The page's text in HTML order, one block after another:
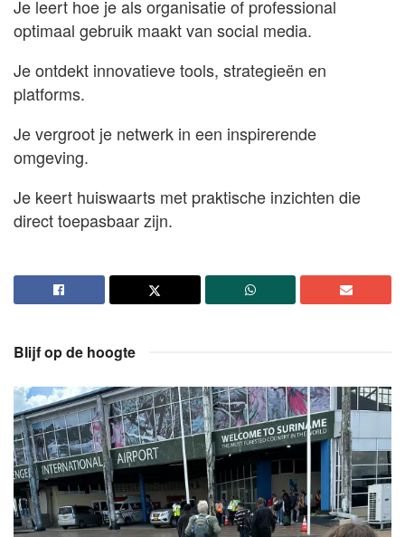
Je leert hoe je als organisatie of professional
optimaal gebruik maakt van social media.
Je ontdekt innovatieve tools, strategieën en
platforms.
Je vergroot je netwerk in een inspirerende
omgeving.
Je keert huiswaarts met praktische inzichten die
direct toepasbaar zijn.
Blijf op de hoogte